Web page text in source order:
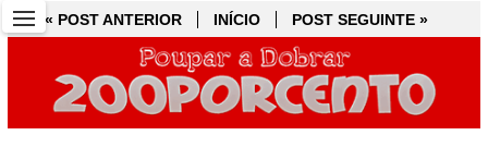
« POST ANTERIOR INÍCIO POST SEGUINTE »
« POST ANTERIOR INÍCIO POST SEGUINTE »